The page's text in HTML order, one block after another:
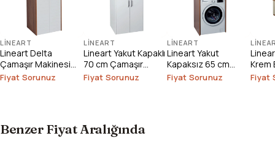
LINEART
Lineart Delta
Çamaşır Makinesi
Dolabı
Fiyat Sorunuz
LINEART
Lineart Yakut Kapaklı
70 cm Çamaşır
Makinesi Dolabı
Fiyat Sorunuz
LINEART
Lineart Yakut
Kapaksız 65 cm
Çamaşır Makinesi
Fiyat Sorunuz
Krem
1000
Fiyat
Benzer Fiyat Aralığında